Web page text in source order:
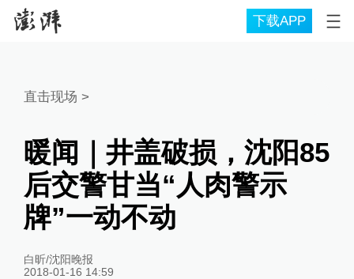
下载APP
直击现场 >
暖闻｜井盖破损，沈阳85
后交警甘当“人肉警示
牌”一动不动
白昕/沈阳晚报
2018-01-16 14:59